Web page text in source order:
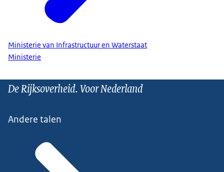
Ministerie van Infrastructuur en Waterstaat
Ministerie
De Rijksoverheid. Voor Nederland
Andere talen